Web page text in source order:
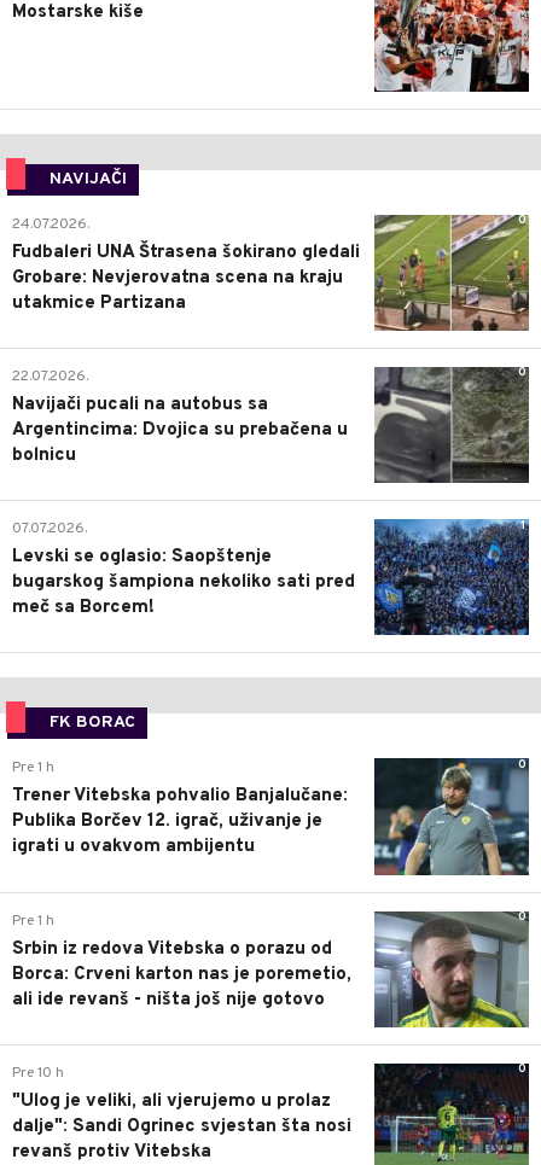
Mostarske kiše
NAVIJAČI
0
24.07.2026.
Fudbaleri UNA Štrasena šokirano gledali
Grobare: Nevjerovatna scena na kraju
utakmice Partizana
0
22.07.2026.
Navijači pucali na autobus sa
Argentincima: Dvojica su prebačena u
bolnicu
1
07.07.2026.
Levski se oglasio: Saopštenje
bugarskog šampiona nekoliko sati pred
meč sa Borcem!
FK BORAC
0
Pre 1 h
Trener Vitebska pohvalio Banjalučane:
Publika Borčev 12. igrač, uživanje je
igrati u ovakvom ambijentu
0
Pre 1 h
Srbin iz redova Vitebska o porazu od
Borca: Crveni karton nas je poremetio,
ali ide revanš - ništa još nije gotovo
0
Pre 10 h
"Ulog je veliki, ali vjerujemo u prolaz
dalje": Sandi Ogrinec svjestan šta nosi
revanš protiv Vitebska